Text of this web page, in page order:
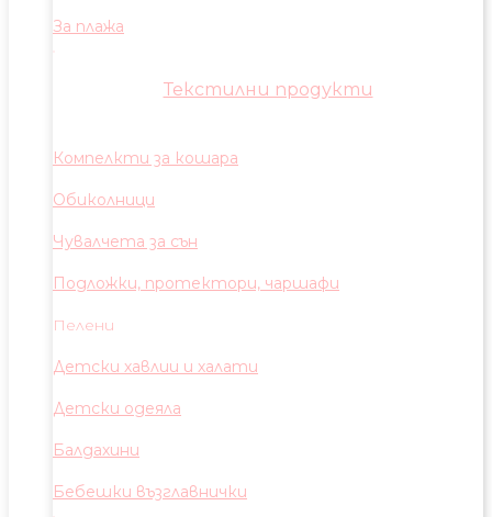
За плажа
Текстилни продукти
Компелкти за кошара
Обиколници
Чувалчета за сън
Подложки, протектори, чаршафи
Пелени
Детски хавлии и халати
Детски одеяла
Балдахини
Бебешки възглавнички